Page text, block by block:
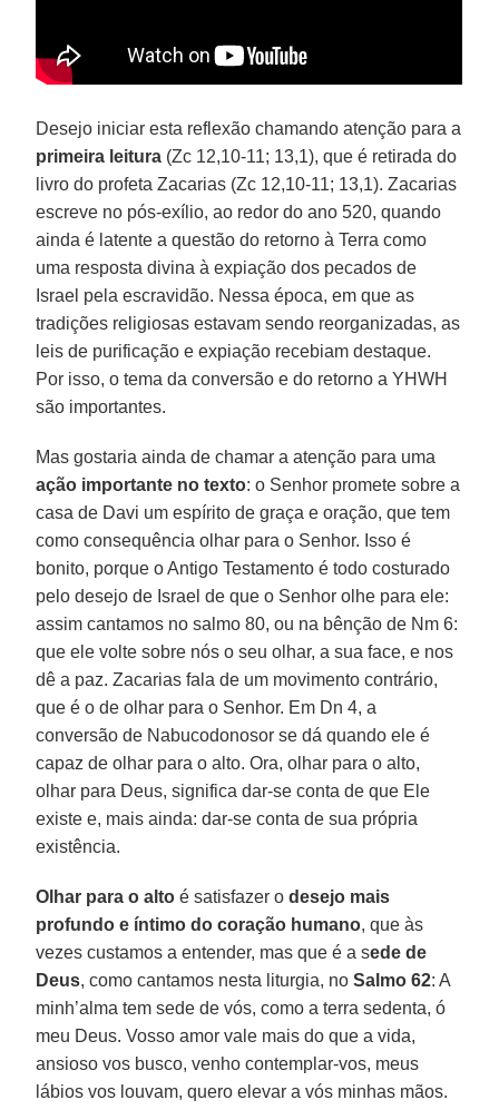
Desejo iniciar esta reflexão chamando atenção para a
primeira leitura (Zc 12,10-11; 13,1), que é retirada do
livro do profeta Zacarias (Zc 12,10-11; 13,1). Zacarias
escreve no pós-exílio, ao redor do ano 520, quando
ainda é latente a questão do retorno à Terra como
uma resposta divina à expiação dos pecados de
Israel pela escravidão. Nessa época, em que as
tradições religiosas estavam sendo reorganizadas, as
leis de purificação e expiação recebiam destaque.
Por isso, o tema da conversão e do retorno a YHWH
são importantes.
Mas gostaria ainda de chamar a atenção para uma
ação importante no texto: o Senhor promete sobre a
casa de Davi um espírito de graça e oração, que tem
como consequência olhar para o Senhor. Isso é
bonito, porque o Antigo Testamento é todo costurado
pelo desejo de Israel de que o Senhor olhe para ele:
assim cantamos no salmo 80, ou na bênção de Nm 6:
que ele volte sobre nós o seu olhar, a sua face, e nos
dê a paz. Zacarias fala de um movimento contrário,
que é o de olhar para o Senhor. Em Dn 4, a
conversão de Nabucodonosor se dá quando ele é
capaz de olhar para o alto. Ora, olhar para o alto,
olhar para Deus, significa dar-se conta de que Ele
existe e, mais ainda: dar-se conta de sua própria
existência.
Olhar para o alto é satisfazer odesejo mais
profundo e íntimo do coração humano, que às
vezes custamos a entender, mas que é a sede de
Deus, como cantamos nesta liturgia, noSalmo 62: A
minh’alma tem sede de vós, como a terra sedenta, ó
meu Deus. Vosso amor vale mais do que a vida,
ansioso vos busco, venho contemplar-vos, meus
lábios vos louvam, quero elevar a vós minhas mãos.